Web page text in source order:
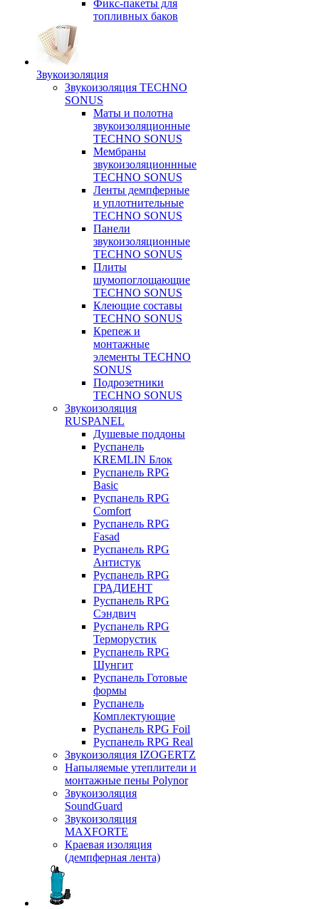
Фикс-пакеты для
топливных баков
Звукоизоляция
Звукоизоляция TECHNO
SONUS
Маты и полотна
звукоизоляционные
TECHNO SONUS
Мембраны
звукоизоляционнные
TECHNO SONUS
Ленты демпферные
и уплотнительные
TECHNO SONUS
Панели
звукоизоляционные
TECHNO SONUS
Плиты
шумопоглощающие
TECHNO SONUS
Клеющие составы
TECHNO SONUS
Крепеж и
монтажные
элементы TECHNO
SONUS
Подрозетники
TECHNO SONUS
Звукоизоляция
RUSPANEL
Душевые поддоны
Руспанель
KREMLIN Блок
Руспанель RPG
Basic
Руспанель RPG
Comfort
Руспанель RPG
Fasad
Руспанель RPG
Антистук
Руспанель RPG
ГРАДИЕНТ
Руспанель RPG
Сэндвич
Руспанель RPG
Терморустик
Руспанель RPG
Шунгит
Руспанель Готовые
формы
Руспанель
Комплектующие
Руспанель RPG Foil
Руспанель RPG Real
Звукоизоляция IZOGERTZ
Напыляемые утеплители и
монтажные пены Polynor
Звукоизоляция
SoundGuard
Звукоизоляция
MAXFORTE
Краевая изоляция
(демпферная лента)